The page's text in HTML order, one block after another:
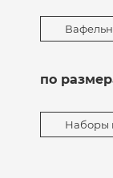
по
Наборы